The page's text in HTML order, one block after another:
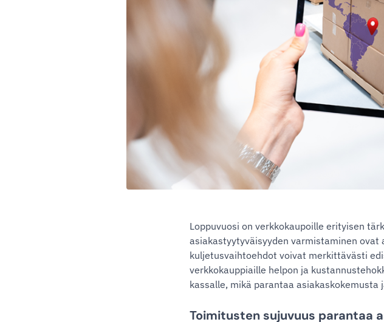
Loppuvuosi on verkkokaupoille erityisen
asiakastyytyväisyyden varmistaminen
kuljetusvaihtoehdot voivat merkittävästi
verkkokauppiaille helpon ja
kassalle, mikä parantaa asiakaskokemusta
Toimitusten sujuvuus parantaa